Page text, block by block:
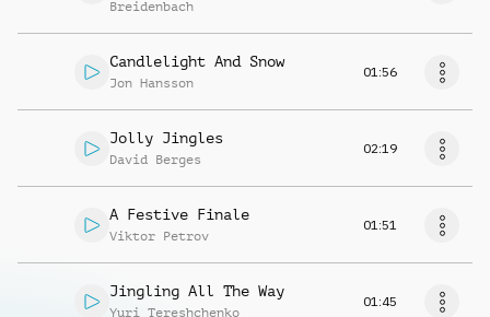
Breidenbach
Candlelight And Snow
Jon Hansson
01:56
Jolly Jingles
David Berges
02:19
A Festive Finale
Viktor Petrov
01:51
Jingling All The Way
Yuri Tereshchenko
01:45